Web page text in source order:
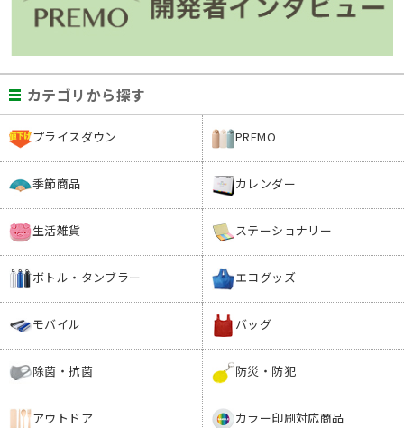
カテゴリから探す
プライスダウン PREMO
季節商品 カレンダー
生活雑貨 ステーショナリー
ボトル・タンブラー エコグッズ
モバイル バッグ
除菌・抗菌 防災・防犯
アウトドア カラー印刷対応商品